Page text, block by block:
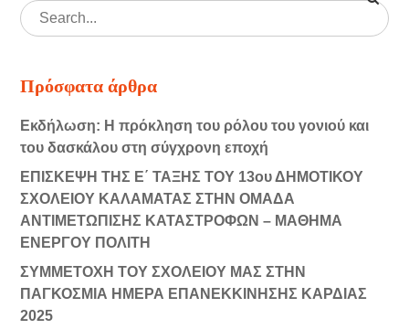
Πρόσφατα άρθρα
Εκδήλωση: Η πρόκληση του ρόλου του γονιού και
του δασκάλου στη σύγχρονη εποχή
ΕΠΙΣΚΕΨΗ ΤΗΣ Ε΄ ΤΑΞΗΣ ΤΟΥ 13ου ΔΗΜΟΤΙΚΟΥ
ΣΧΟΛΕΙΟΥ ΚΑΛΑΜΑΤΑΣ ΣΤΗΝ ΟΜΑΔΑ
ΑΝΤΙΜΕΤΩΠΙΣΗΣ ΚΑΤΑΣΤΡΟΦΩΝ – ΜΑΘΗΜΑ
ΕΝΕΡΓΟΥ ΠΟΛΙΤΗ
ΣΥΜΜΕΤΟΧΗ ΤΟΥ ΣΧΟΛΕΙΟΥ ΜΑΣ ΣΤΗΝ
ΠΑΓΚΟΣΜΙΑ ΗΜΕΡΑ ΕΠΑΝΕΚΚΙΝΗΣΗΣ ΚΑΡΔΙΑΣ
2025